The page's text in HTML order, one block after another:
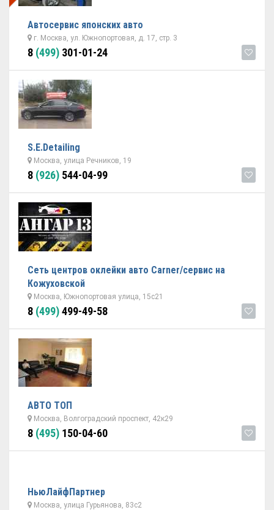
Автосервис японских авто
г. Москва, ул. Южнопортовая, д. 17, стр. 3
8 (499) 301-01-24
S.E.Detailing
Москва, улица Речников, 19
8 (926) 544-04-99
Сеть центров оклейки авто Carner/сервис на
Кожуховской
Москва, Южнопортовая улица, 15с21
8 (499)499-49-58
АВТО ТОП
Москва, Волгоградский проспект, 42к29
8 (495) 150-04-60
НьюЛайфПартнер
Москва, улица Гурьянова, 83с2